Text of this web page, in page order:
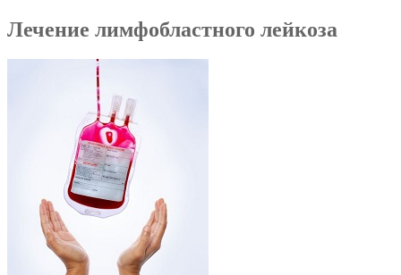
Лечение лимфобластного лейкоза